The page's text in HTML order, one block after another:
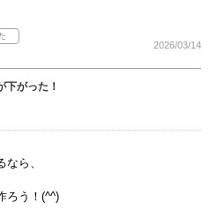
2026/03/14
下がった！
ら、
ろう！(^^)